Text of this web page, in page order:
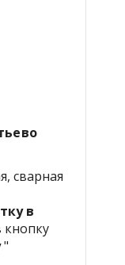
сварная
в
кнопку
"